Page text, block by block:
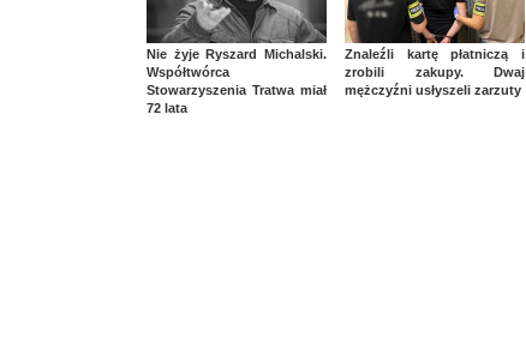
Nie żyje Ryszard Michalski.
Współtwórca
Stowarzyszenia Tratwa miał
72 lata
Znaleźli kartę płatniczą i
zrobili zakupy. Dwaj
mężczyźni usłyszeli zarzuty